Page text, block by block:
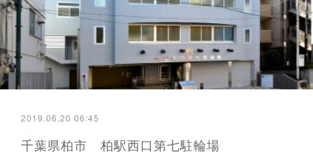
2019.06.20 06:45
千葉県柏市 柏駅西口第七駐輪場